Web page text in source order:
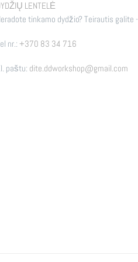
LENTELĖ
tinkamo dydžio? Teirautis galite -
nr.: +370 83 34 716
paštu: dite.ddworkshop@gmail.com